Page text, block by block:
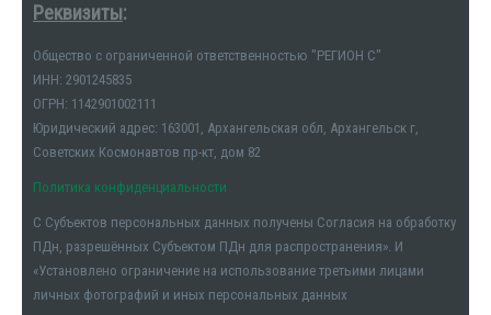
Реквизиты:
Общество с ограниченной ответственностью "РЕГИОН С"
ИНН: 2901245835
ОГРН: 1142901002111
Юридический адрес: 163001, Архангельская обл, Архангельск г,
Советских Космонавтов пр-кт, дом 82
Политика конфиденциальности
С Субъектов персональных данных получены Согласия на обработку
ПДн, разрешённых Субъектом ПДн для распространения». И
«Установлено ограничение на использование третьими лицами
личных фотографий и иных персональных данных